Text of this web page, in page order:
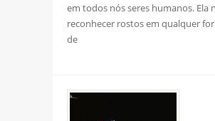
em todos nós seres humanos. Ela
reconhecer rostos em qualquer
de